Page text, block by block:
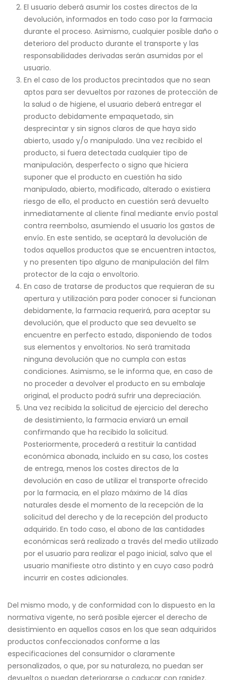
El usuario deberá asumir los costes directos de la
devolución, informados en todo caso por la farmacia
durante el proceso. Asimismo, cualquier posible daño o
deterioro del producto durante el transporte y las
responsabilidades derivadas serán asumidas por el
usuario.
En el caso de los productos precintados que no sean
aptos para ser devueltos por razones de protección de
la salud o de higiene, el usuario deberá entregar el
producto debidamente empaquetado, sin
desprecintar y sin signos claros de que haya sido
abierto, usado y/o manipulado. Una vez recibido el
producto, si fuera detectada cualquier tipo de
manipulación, desperfecto o signo que hiciera
suponer que el producto en cuestión ha sido
manipulado, abierto, modificado, alterado o existiera
riesgo de ello, el producto en cuestión será devuelto
inmediatamente al cliente final mediante envío postal
contra reembolso, asumiendo el usuario los gastos de
envío. En este sentido, se aceptará la devolución de
todos aquellos productos que se encuentren intactos,
y no presenten tipo alguno de manipulación del film
protector de la caja o envoltorio.
En caso de tratarse de productos que requieran de su
apertura y utilización para poder conocer si funcionan
debidamente, la farmacia requerirá, para aceptar su
devolución, que el producto que sea devuelto se
encuentre en perfecto estado, disponiendo de todos
sus elementos y envoltorios. No será tramitada
ninguna devolución que no cumpla con estas
condiciones. Asimismo, se le informa que, en caso de
no proceder a devolver el producto en su embalaje
original, el producto podrá sufrir una depreciación.
Una vez recibida la solicitud de ejercicio del derecho
de desistimiento, la farmacia enviará un email
confirmando que ha recibido la solicitud.
Posteriormente, procederá a restituir la cantidad
económica abonada, incluido en su caso, los costes
de entrega, menos los costes directos de la
devolución en caso de utilizar el transporte ofrecido
por la farmacia, en el plazo máximo de 14 días
naturales desde el momento de la recepción de la
solicitud del derecho y de la recepción del producto
adquirido. En todo caso, el abono de las cantidades
económicas será realizado a través del medio utilizado
por el usuario para realizar el pago inicial, salvo que el
usuario manifieste otro distinto y en cuyo caso podrá
incurrir en costes adicionales.
Del mismo modo, y de conformidad con lo dispuesto en la
normativa vigente, no será posible ejercer el derecho de
desistimiento en aquellos casos en los que sean adquiridos
productos confeccionados conforme a las
especificaciones del consumidor o claramente
personalizados, o que, por su naturaleza, no puedan ser
devueltos o puedan deteriorarse o caducar con rapidez.